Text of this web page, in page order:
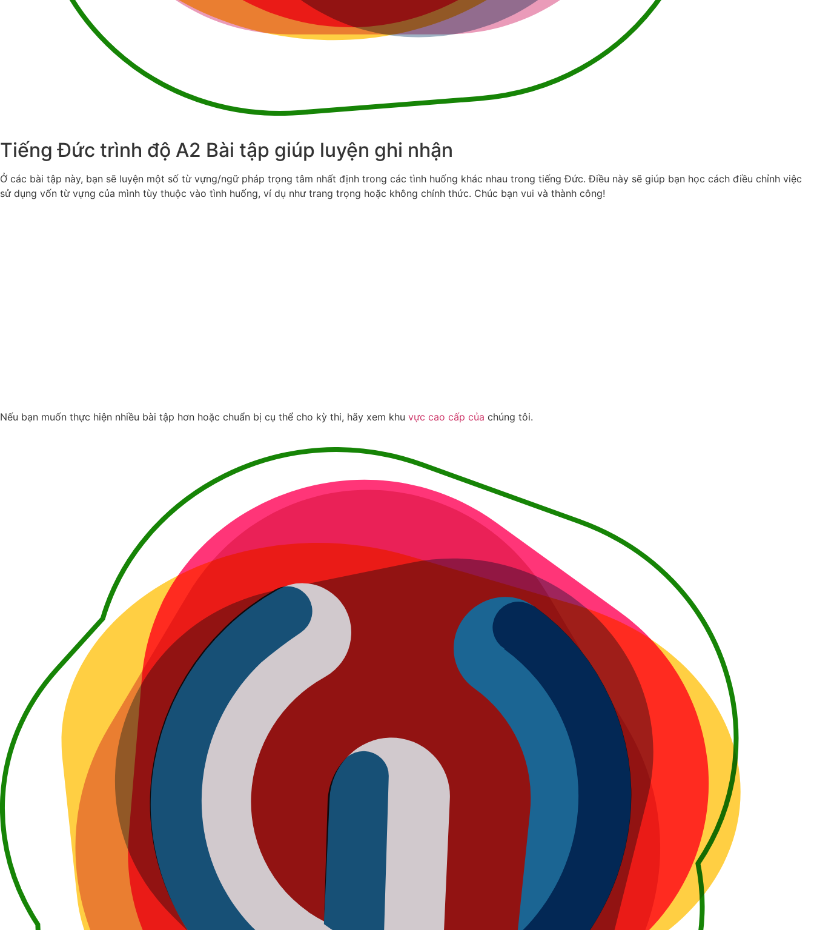
Tiếng Đức trình độ A2 Bài tập giúp luyện ghi nhận
Ở các bài tập này, bạn sẽ luyện một số từ vựng/ngữ pháp trọng tâm nhất định trong các tình huống khác nhau trong tiếng Đức. Điều này sẽ giúp bạn học cách điều chỉnh việc
sử dụng vốn từ vựng của mình tùy thuộc vào tình huống, ví dụ như trang trọng hoặc không chính thức. Chúc bạn vui và thành công!
Nếu bạn muốn thực hiện nhiều bài tập hơn hoặc chuẩn bị cụ thể cho kỳ thi, hãy xem khu vực cao cấp của chúng tôi.